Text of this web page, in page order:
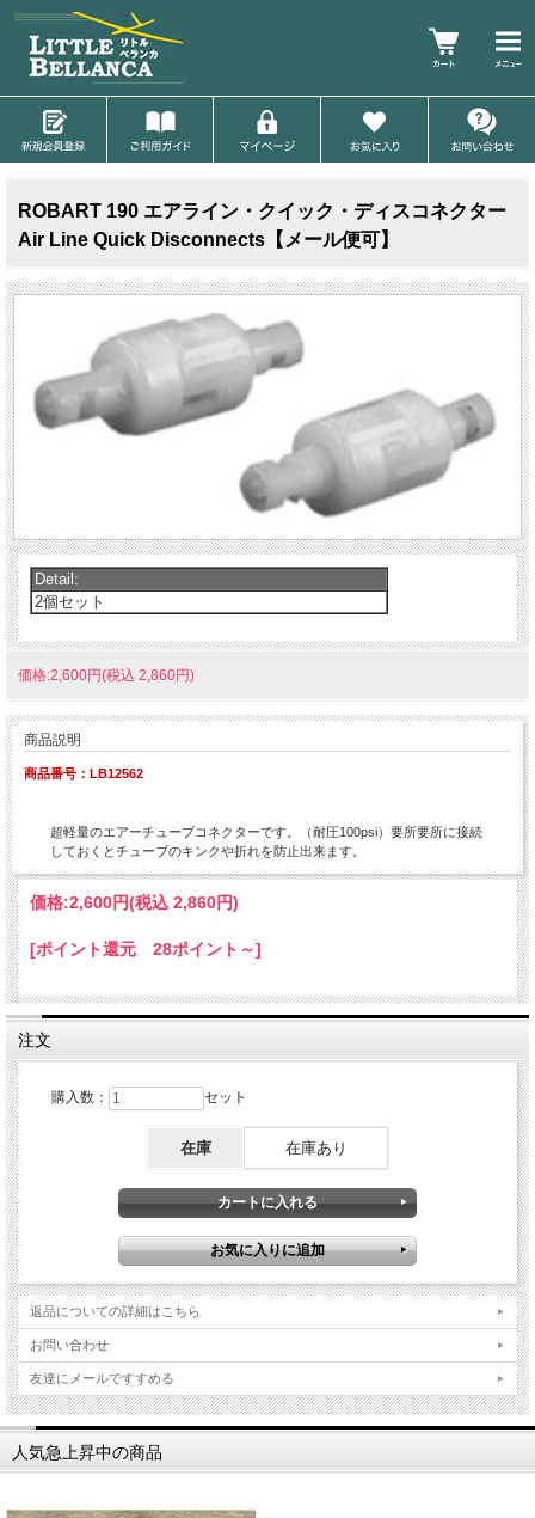
ROBART 190 エアライン・クイック・ディスコネクター
Air Line Quick Disconnects【メール便可】
Detail:
2個セット
価格:2,600円(税込 2,860円)
商品説明
商品番号：LB12562
超軽量のエアーチューブコネクターです。（耐圧100psi）要所要所に接続
しておくとチューブのキンクや折れを防止出来ます。
価格:2,600円(税込 2,860円)
[ポイント還元 28ポイント～]
注文
購入数： セット
在庫 在庫あり
返品についての詳細はこちら
お問い合わせ
友達にメールですすめる
人気急上昇中の商品